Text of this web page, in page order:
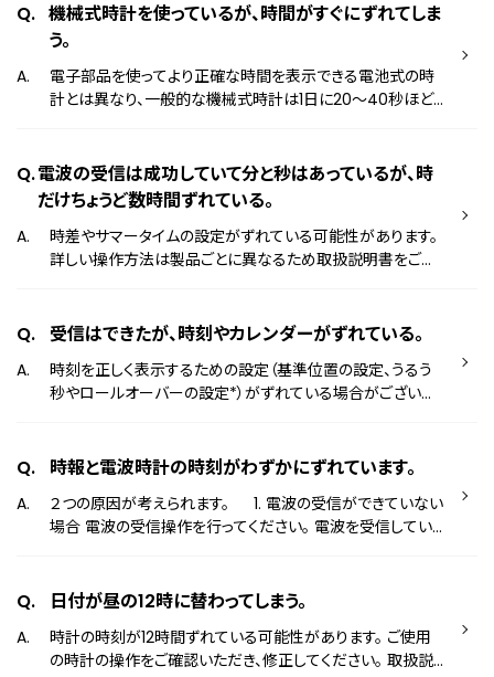
機械式時計を使っているが、時間がすぐにずれてしま
う。
電子部品を使ってより正確な時間を表示できる電池式の時
計とは異なり、一般的な機械式時計は1日に20～40秒ほど
がずれてしまいます。 仕様は製品ごとに異なるため取扱説明
書をご覧ください。 機械式時計の基礎知識 取扱説明書はこ
電波の受信は成功していて分と秒はあっているが、時
だけちょうど数時間ずれている。
時差やサマータイムの設定がずれている可能性があります。
詳しい操作方法は製品ごとに異なるため取扱説明書をご覧
受信はできたが、時刻やカレンダーがずれている。
時刻を正しく表示するための設定（基準位置の設定、うるう
秒やロールオーバーの設定*）がずれている場合がございま
ます。 なお、基準位置やロールオーバーの設定方法は製品に
扱説明書はこちら ※うるう秒やロールオーバーの設定は
衛星電波時計/GPS衛星電波時計のみ。
時報と電波時計の時刻がわずかにずれています。
２つの原因が考えられます。 1. 電波の受信ができていない
場合 電波の受信操作を行ってください。 電波を受信してい
がございます。 2. 時刻を正しく表示するための設定がず
の設定）を行ってください。 この設定がずれてしまっている場
合、電波を受信した後も、表示する時刻がずれてしまう場合
日付が昼の12時に替わってしまう。
時計の時刻が12時間ずれている可能性があります。 ご使用
の時計の操作をご確認いただき、修正してください。 取扱説